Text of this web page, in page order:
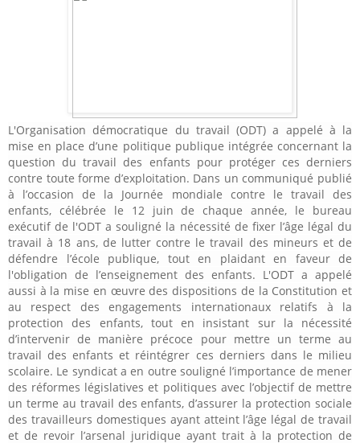
L'Organisation démocratique du travail (ODT) a appelé à la
mise en place d’une politique publique intégrée concernant la
question du travail des enfants pour protéger ces derniers
contre toute forme d’exploitation. Dans un communiqué publié
à l’occasion de la Journée mondiale contre le travail des
enfants, célébrée le 12 juin de chaque année, le bureau
exécutif de l'ODT a souligné la nécessité de fixer l’âge légal du
travail à 18 ans, de lutter contre le travail des mineurs et de
défendre l’école publique, tout en plaidant en faveur de
l'obligation de l’enseignement des enfants. L'ODT a appelé
aussi à la mise en œuvre des dispositions de la Constitution et
au respect des engagements internationaux relatifs à la
protection des enfants, tout en insistant sur la nécessité
d’intervenir de manière précoce pour mettre un terme au
travail des enfants et réintégrer ces derniers dans le milieu
scolaire. Le syndicat a en outre souligné l’importance de mener
des réformes législatives et politiques avec l’objectif de mettre
un terme au travail des enfants, d’assurer la protection sociale
des travailleurs domestiques ayant atteint l’âge légal de travail
et de revoir l’arsenal juridique ayant trait à la protection de